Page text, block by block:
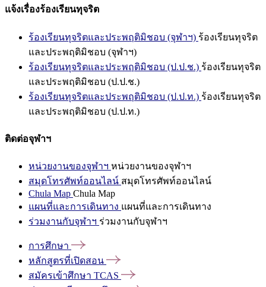
แจ้งเรื่องร้องเรียนทุจริต
ร้องเรียนทุจริตและประพฤติมิชอบ (จุฬาฯ) ร้องเรียนทุจริต
และประพฤติมิชอบ (จุฬาฯ)
ร้องเรียนทุจริตและประพฤติมิชอบ (ป.ป.ช.) ร้องเรียนทุจริต
และประพฤติมิชอบ (ป.ป.ช.)
ร้องเรียนทุจริตและประพฤติมิชอบ (ป.ป.ท.) ร้องเรียนทุจริต
และประพฤติมิชอบ (ป.ป.ท.)
ติดต่อจุฬาฯ
หน่วยงานของจุฬาฯ หน่วยงานของจุฬาฯ
สมุดโทรศัพท์ออนไลน์ สมุดโทรศัพท์ออนไลน์
Chula Map Chula Map
แผนที่และการเดินทาง แผนที่และการเดินทาง
ร่วมงานกับจุฬาฯ ร่วมงานกับจุฬาฯ
การศึกษา
หลักสูตรที่เปิดสอน
สมัครเข้าศึกษา TCAS